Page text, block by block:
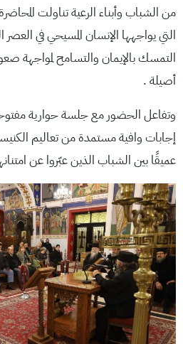
من الشباب وأبناء الرعية تناولت
التي يواجهها الإنسان المسيحي في
التمسك بالإيمان والتسامح لمواجهة
أصيلة .
وتفاعل الحضور مع جلسة حوارية
إجابات وافية مستمدة من تعاليم
عميقًا بين الشباب الذين عبّروا عن